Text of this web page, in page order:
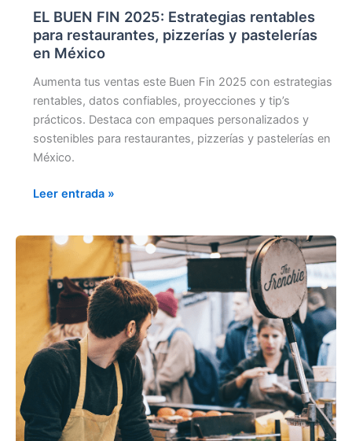
EL BUEN FIN 2025: Estrategias rentables
para restaurantes, pizzerías y pastelerías
en México
Aumenta tus ventas este Buen Fin 2025 con estrategias
rentables, datos confiables, proyecciones y tip’s
prácticos. Destaca con empaques personalizados y
sostenibles para restaurantes, pizzerías y pastelerías en
México.
Leer entrada »
ESTRATEGIAS
VENTAS PARA PIZZERÍAS,
PASTELERÍAS O
COMIDA
RÁPIDA:
Como
vender
hacer